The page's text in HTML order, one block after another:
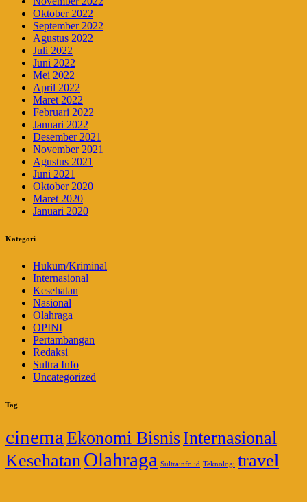
Oktober 2022
September 2022
Agustus 2022
Juli 2022
Juni 2022
Mei 2022
April 2022
Maret 2022
Februari 2022
Januari 2022
Desember 2021
November 2021
Agustus 2021
Juni 2021
Oktober 2020
Maret 2020
Januari 2020
Kategori
Hukum/Kriminal
Internasional
Kesehatan
Nasional
Olahraga
OPINI
Pertambangan
Redaksi
Sultra Info
Uncategorized
Tag
cinema Ekonomi BisnisInternasional
KesehatanOlahraga Sultrainfo.id Teknologi travel